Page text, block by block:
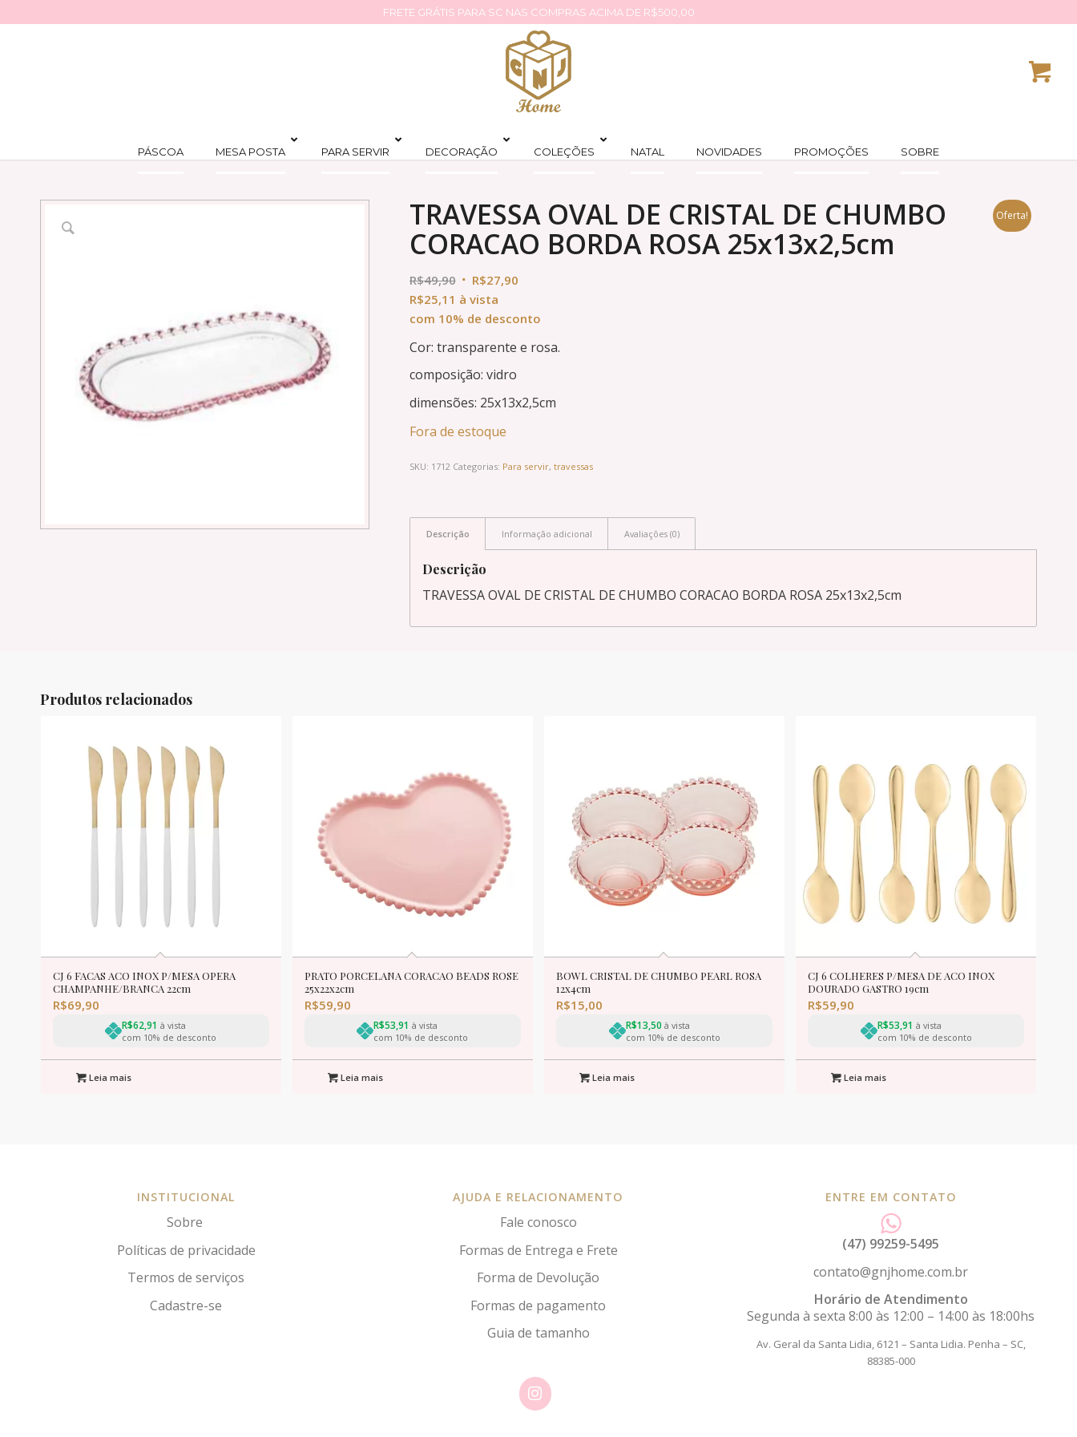
FRETE GRÁTIS PARA SC NAS COMPRAS ACIMA DE R$500,00
PÁSCOA MESA POSTA PARA SERVIR DECORAÇÃO COLEÇÕES NATAL NOVIDADES PROMOÇÕES SOBRE
Oferta!
TRAVESSA OVAL DE CRISTAL DE CHUMBO
CORACAO BORDA ROSA 25x13x2,5cm
R$49,90 R$27,90
R$25,11 à vista
com 10% de desconto
Cor: transparente e rosa.
composição: vidro
dimensões: 25x13x2,5cm
Fora de estoque
SKU: 1712 Categorias: Para servir, travessas
Descrição Informação adicional Avaliações (0)
Descrição
TRAVESSA OVAL DE CRISTAL DE CHUMBO CORACAO BORDA ROSA 25x13x2,5cm
Produtos relacionados
CJ 6 FACAS ACO INOX P/MESA OPERA
CHAMPANHE/BRANCA 22cm
R$69,90
R$62,91 à vista
com 10% de desconto
Leia mais
PRATO PORCELANA CORACAO BEADS ROSE
25x22x2cm
R$59,90
R$53,91 à vista
com 10% de desconto
Leia mais
BOWL CRISTAL DE CHUMBO PEARL ROSA
12x4cm
R$15,00
R$13,50 à vista
com 10% de desconto
Leia mais
CJ 6 COLHERES P/MESA DE ACO INOX
DOURADO GASTRO 19cm
R$59,90
R$53,91 à vista
com 10% de desconto
Leia mais
INSTITUCIONAL
Sobre
Políticas de privacidade
Termos de serviços
Cadastre-se
AJUDA E RELACIONAMENTO
Fale conosco
Formas de Entrega e Frete
Forma de Devolução
Formas de pagamento
Guia de tamanho
ENTRE EM CONTATO
(47) 99259-5495
contato@gnjhome.com.br
Horário de Atendimento
Segunda à sexta 8:00 às 12:00 – 14:00 às 18:00hs
Av. Geral da Santa Lidia, 6121 – Santa Lidia. Penha – SC,
88385-000